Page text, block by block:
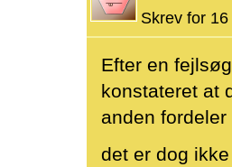
Skrev for
Efter en
konstateret at
anden
det er dog